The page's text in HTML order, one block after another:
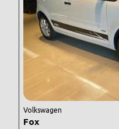
Volkswagen
Fox